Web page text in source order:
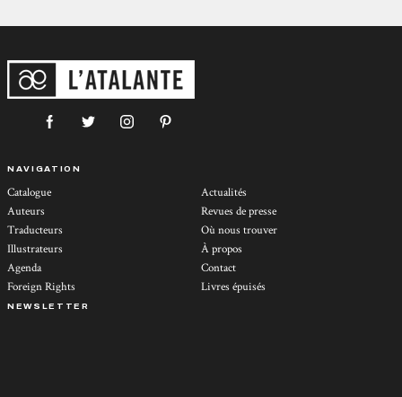
NAVIGATION
Catalogue
Auteurs
Traducteurs
Illustrateurs
Agenda
Foreign Rights
Actualités
Revues de presse
Où nous trouver
À propos
Contact
Livres épuisés
NEWSLETTER